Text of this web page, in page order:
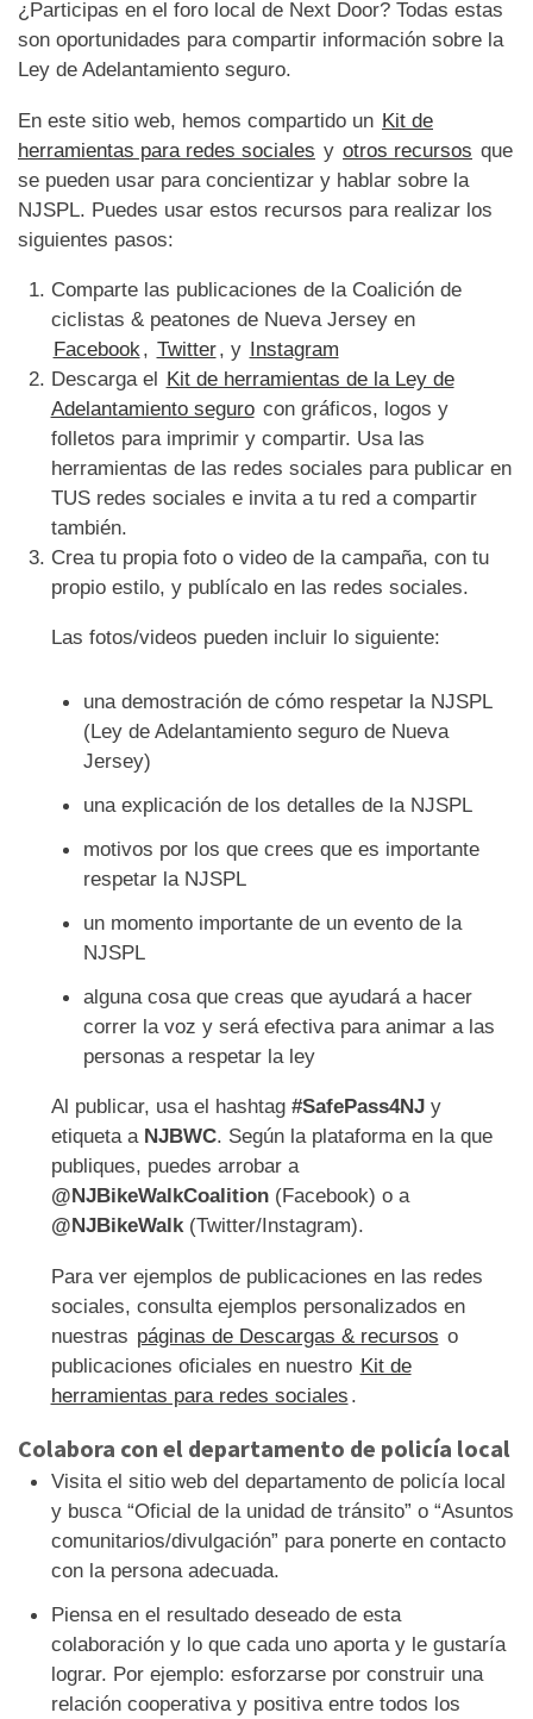
¿Participas en el foro local de Next Door? Todas estas
son oportunidades para compartir información sobre la
Ley de Adelantamiento seguro.
En este sitio web, hemos compartido un Kit de
herramientas para redes sociales y otros recursos que
se pueden usar para concientizar y hablar sobre la
NJSPL. Puedes usar estos recursos para realizar los
siguientes pasos:
Comparte las publicaciones de la Coalición de
ciclistas & peatones de Nueva Jersey en
Facebook , Twitter, y Instagram
Descarga el Kit de herramientas de la Ley de
Adelantamiento seguro con gráficos, logos y
folletos para imprimir y compartir. Usa las
herramientas de las redes sociales para publicar en
TUS redes sociales e invita a tu red a compartir
también.
Crea tu propia foto o video de la campaña, con tu
propio estilo, y publícalo en las redes sociales.
Las fotos/videos pueden incluir lo siguiente:
una demostración de cómo respetar la NJSPL
(Ley de Adelantamiento seguro de Nueva
Jersey)
una explicación de los detalles de la NJSPL
motivos por los que crees que es importante
respetar la NJSPL
un momento importante de un evento de la
NJSPL
alguna cosa que creas que ayudará a hacer
correr la voz y será efectiva para animar a las
personas a respetar la ley
Al publicar, usa el hashtag #SafePass4NJy
etiqueta a NJBWC. Según la plataforma en la que
publiques, puedes arrobar a
@NJBikeWalkCoalition(Facebook) o a
@NJBikeWalk(Twitter/Instagram).
Para ver ejemplos de publicaciones en las redes
sociales, consulta ejemplos personalizados en
nuestras páginas de Descargas & recursos o
publicaciones oficiales en nuestro Kit de
herramientas para redes sociales .
Colabora con el departamento de policía local
Visita el sitio web del departamento de policía local
y busca “Oficial de la unidad de tránsito” o “Asuntos
comunitarios/divulgación” para ponerte en contacto
con la persona adecuada.
Piensa en el resultado deseado de esta
colaboración y lo que cada uno aporta y le gustaría
lograr. Por ejemplo: esforzarse por construir una
relación cooperativa y positiva entre todos los